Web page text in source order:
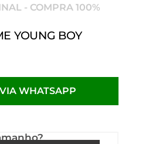
- COMPRA 100%
YOUNG BOY
WHATSAPP